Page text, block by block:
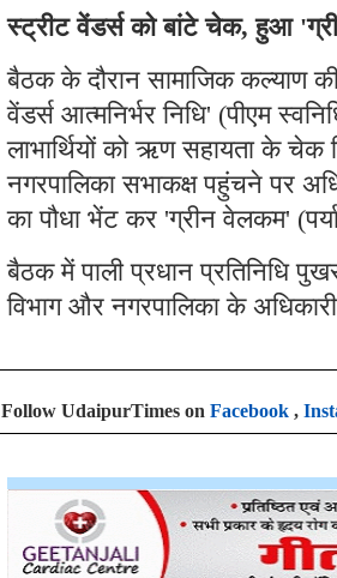
स्ट्रीट वेंडर्स को बांटे चेक, हुआ
बैठक के दौरान सामाजिक कल्याण
वेंडर्स आत्मनिर्भर निधि' (पीएम
लाभार्थियों को ऋण सहायता के
नगरपालिका सभाकक्ष पहुंचने पर
का पौधा भेंट कर 'ग्रीन वेलकम'
बैठक में पाली प्रधान प्रतिनिधि
विभाग और नगरपालिका के
Follow UdaipurTimes on Facebook ,